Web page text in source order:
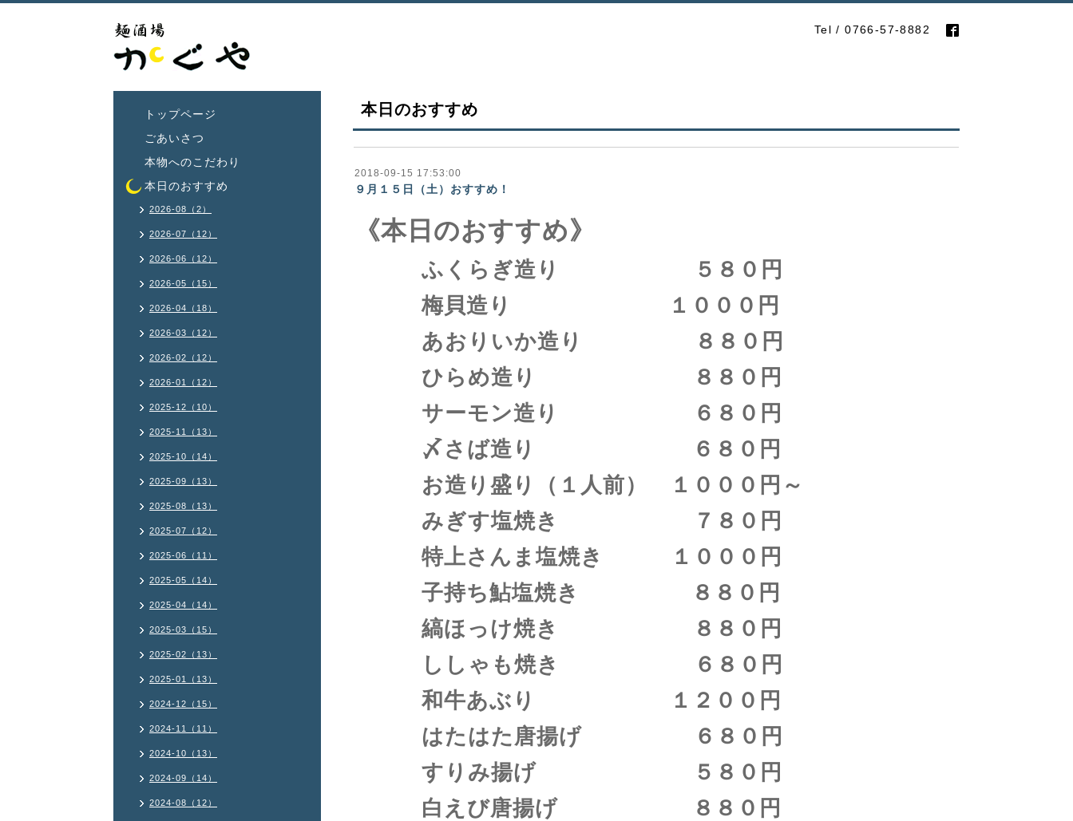
Tel / 0766-57-8882
本日のおすすめ
2018-09-15 17:53:00
９月１５日（土）おすすめ！
《本日のおすすめ》
ふくらぎ造り ５８０円
梅貝造り １０００円
あおりいか造り ８８０円
ひらめ造り ８８０円
サーモン造り ６８０円
〆さば造り ６８０円
お造り盛り（１人前） １０００円～
みぎす塩焼き ７８０円
特上さんま塩焼き １０００円
子持ち鮎塩焼き ８８０円
縞ほっけ焼き ８８０円
ししゃも焼き ６８０円
和牛あぶり １２００円
はたはた唐揚げ ６８０円
すりみ揚げ ５８０円
白えび唐揚げ ８８０円
トップページ
ごあいさつ
本物へのこだわり
本日のおすすめ
2026-08（2）
2026-07（12）
2026-06（12）
2026-05（15）
2026-04（18）
2026-03（12）
2026-02（12）
2026-01（12）
2025-12（10）
2025-11（13）
2025-10（14）
2025-09（13）
2025-08（13）
2025-07（12）
2025-06（11）
2025-05（14）
2025-04（14）
2025-03（15）
2025-02（13）
2025-01（13）
2024-12（15）
2024-11（11）
2024-10（13）
2024-09（14）
2024-08（12）